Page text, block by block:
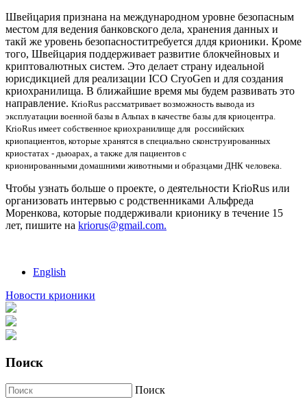
Швейцария признана на международном уровне безопасным
местом для ведения банковского дела, хранения данных и
такй же уровень безопасноститребуется длдя крионики. Кроме
того, Швейцария поддерживает развитие блокчейновых и
криптовалютных систем. Это делает страну идеальной
юрисдикцией для реализации ICO CryoGen и для создания
криохранилища. В ближайшие время мы будем развивать это
направление. KrioRus рассматривает возможность вывода из
эксплуатации военной базы в Альпах в качестве базы для криоцентра.
KrioRus имеет собственное криохранилище для россиийских
криопациентов, которые хранятся в ​​специально сконструированных
криостатах - дьюарах, а также для пациентов с
крионированными домашними животными и образцами ДНК человека.
Чтобы узнать больше о проекте, о деятельности KrioRus или
организовать интервью с родственниками Альфреда
Моренкова, которые поддерживали крионику в течение 15
лет, пишите на kriorus@gmail.com.
English
Новости крионики
Поиск
Поиск